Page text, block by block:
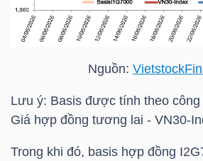
Nguồn:
Lưu ý: Basis được tính theo
Giá hợp đồng tương lai - VN30-
Trong khi đó, basis hợp đồng
LIỆU
Ngành